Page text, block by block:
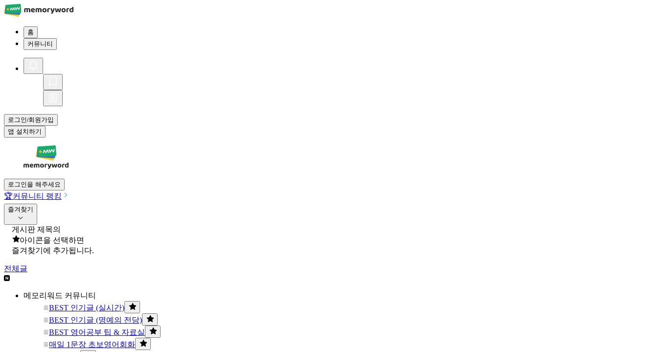
홈
커뮤니티
로그인/회원가입
앱 설치하기
로그인을 해주세요
🏆커뮤니티 랭킹
즐겨찾기
게시판 제목의
아이콘을 선택하면
즐겨찾기에 추가됩니다.
전체글
메모리워드 커뮤니티
BEST 인기글 (실시간)
BEST 인기글 (명예의 전당)
BEST 영어공부 팁 & 자료실
매일 1문장 초보영어회화